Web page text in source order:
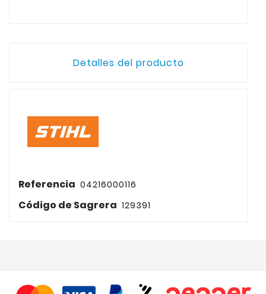
Detalles del producto
Referencia 04216000116
Código de Sagrera 129391